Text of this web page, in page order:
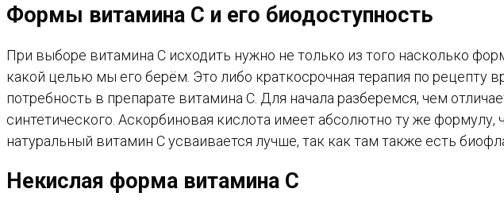
Формы витамина С и его биодоступность
При выборе витамина С исходить нужно не только из того насколько
какой целью мы его берём. Это либо краткосрочная терапия по рецепту
потребность в препарате витамина С. Для начала разберемся, чем
синтетического. Аскорбиновая кислота имеет абсолютно ту же
натуральный витамин С усваивается лучше, так как там также есть
Некислая форма витамина С